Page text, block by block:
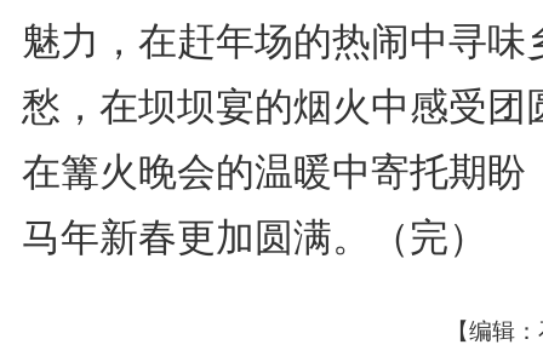
魅力，在赶年场的热闹中寻味
愁，在坝坝宴的烟火中感受团
在篝火晚会的温暖中寄托期盼
马年新春更加圆满。（完）
【编辑